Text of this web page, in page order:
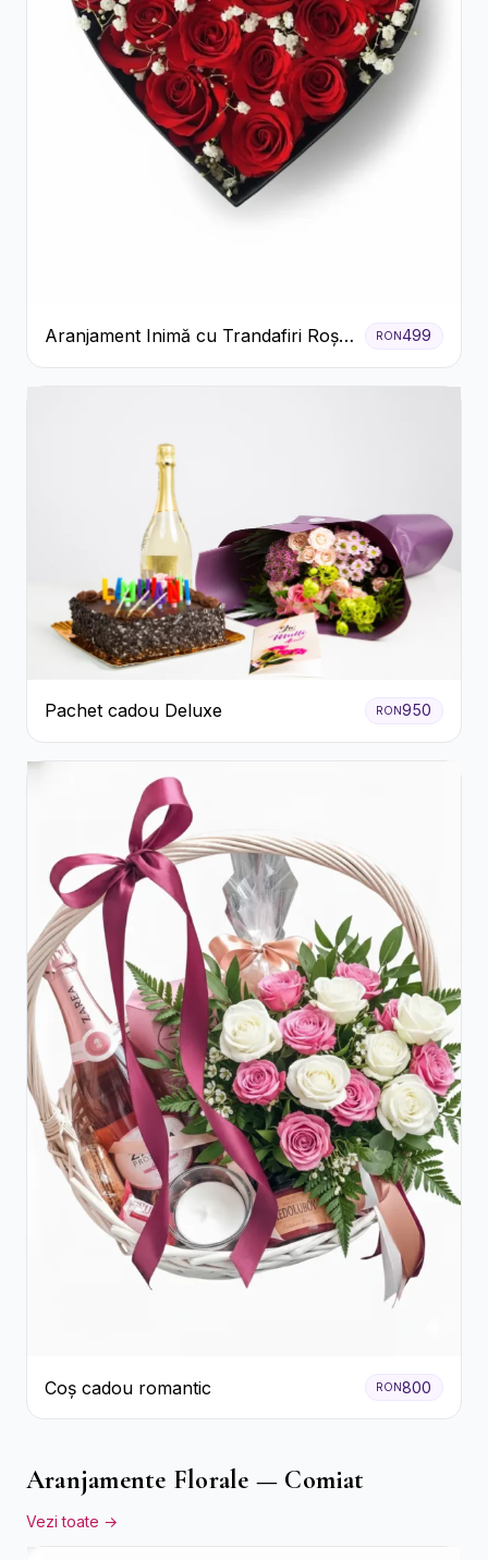
Aranjament Inimă cu Trandafiri Roșii
și Floarea Miresei
RON499
Pachet cadou Deluxe RON950
Coș cadou romantic RON800
Aranjamente Florale — Comiat
Vezi toate →